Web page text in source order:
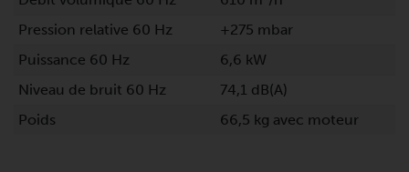
Pression relative 60 Hz
+275 mbar
Puissance 60 Hz
6,6 kW
Niveau de bruit 60 Hz
74,1 dB(A)
Poids
66,5 kg avec moteur